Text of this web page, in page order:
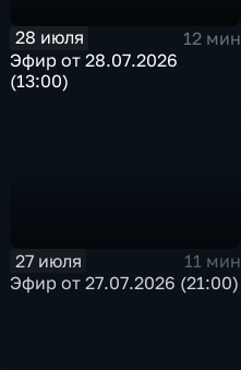
28 июля
12 мин
Эфир от 28.07.2026
(13:00)
27 июля
11 мин
Эфир от 27.07.2026 (21:00)